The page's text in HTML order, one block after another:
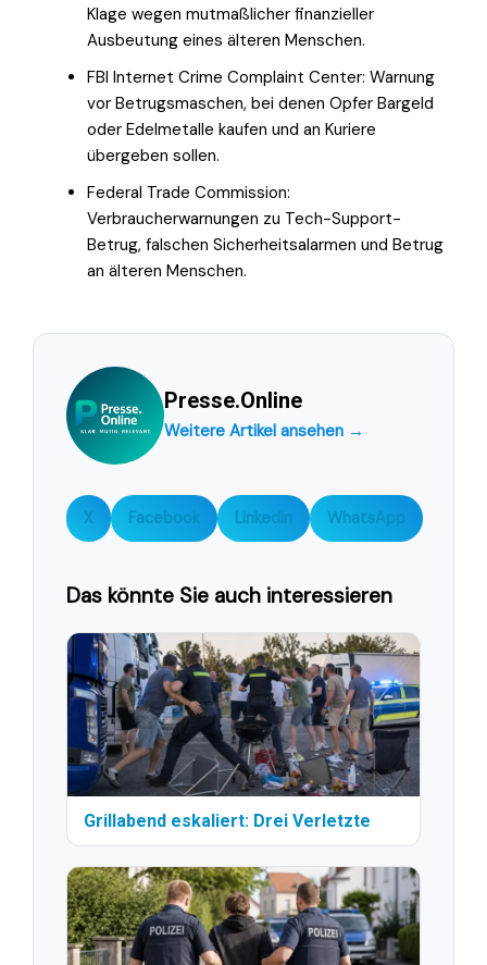
Klage wegen mutmaßlicher finanzieller
Ausbeutung eines älteren Menschen.
FBI Internet Crime Complaint Center: Warnung
vor Betrugsmaschen, bei denen Opfer Bargeld
oder Edelmetalle kaufen und an Kuriere
übergeben sollen.
Federal Trade Commission:
Verbraucherwarnungen zu Tech-Support-
Betrug, falschen Sicherheitsalarmen und Betrug
an älteren Menschen.
Presse.Online
Weitere Artikel ansehen →
X Facebook LinkedIn WhatsApp
Das könnte Sie auch interessieren
Grillabend eskaliert: Drei Verletzte